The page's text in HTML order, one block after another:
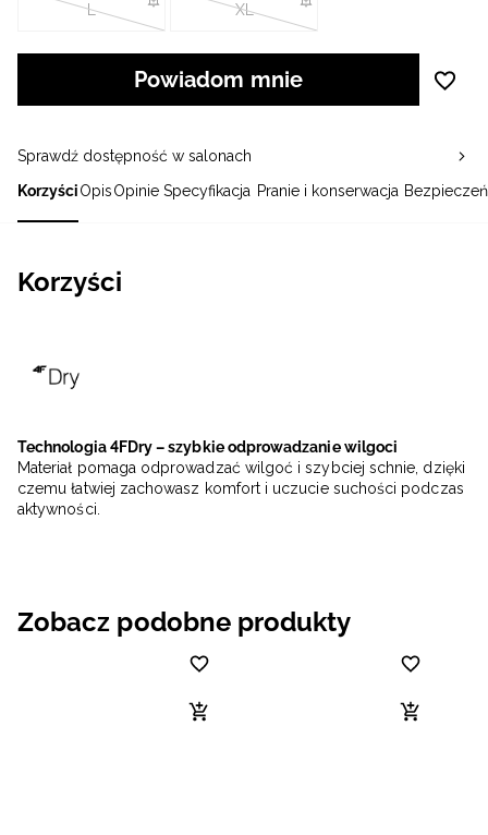
KorzyściOpisOpinie Specyfikacja Pranie i konserwacja
Korzyści
Technologia 4FDry – szybkie odprowadzanie wilgoci
Materiał pomaga odprowadzać wilgoć i szybciej schnie, dzięki
czemu łatwiej zachowasz komfort i uczucie suchości podczas
aktywności.
L XL
Powiadom mnie
Sprawdź dostępność w salonach
Zobacz podobne produkty